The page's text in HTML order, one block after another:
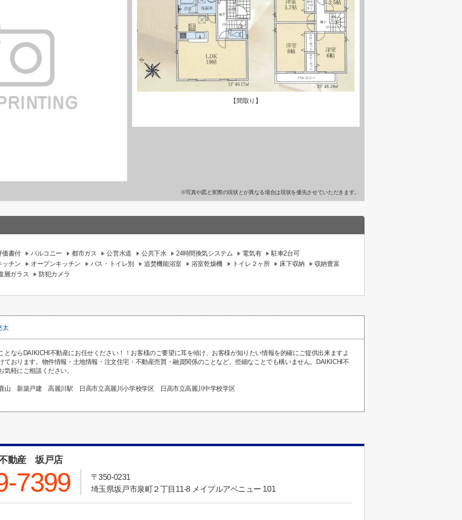
【間取り】
※写真や図と実際の現状とが異なる場合は現状を優先させていただきます。
価書付 バルコニー 都市ガス 公営水道 公共下水 24時間換気システム 電気有
駐車2台可
ッチン オープンキッチン バス・トイレ別 追焚機能浴室 浴室乾燥機 トイレ２ヶ所 床下収納
収納豊富
層ガラス 防犯カメラ
太
とならDAIKICHI不動産にお任せください！！お客様のご要望に耳を傾け、お客様が知りたい情報を的確にご提供出来ますよ
ております。物件情報・土地情報・注文住宅・不動産売買・融資関係のことなど、些細なことでも構いません。DAIKICHI不
気軽にご相談ください。
山 新築戸建 高麗川駅 日高市立高麗川小学校学区 日高市立高麗川中学校学区
動産 坂戸店
7399
〒350-0231
埼玉県坂戸市泉町２丁目11-8 メイプルアベニュー 101